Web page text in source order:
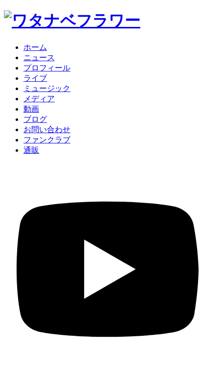
ホーム
ニュース
プロフィール
ライブ
ミュージック
メディア
動画
ブログ
お問い合わせ
ファンクラブ
通販